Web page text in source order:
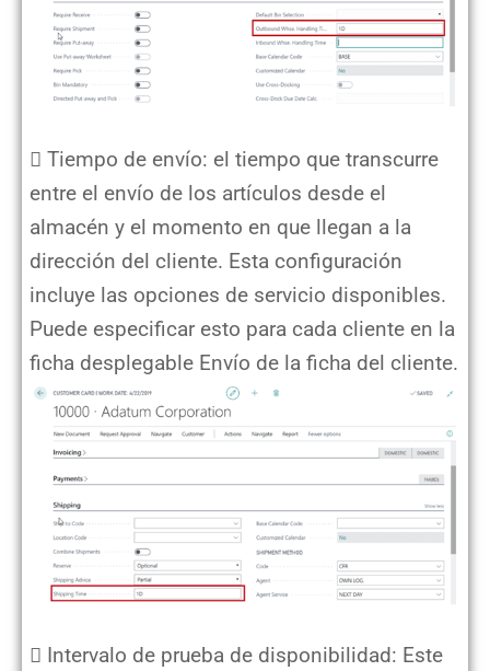
 Tiempo de envío: el tiempo que transcurre
entre el envío de los artículos desde el
almacén y el momento en que llegan a la
dirección del cliente. Esta configuración
incluye las opciones de servicio disponibles.
Puede especificar esto para cada cliente en la
ficha desplegable Envío de la ficha del cliente.
 Intervalo de prueba de disponibilidad: Este